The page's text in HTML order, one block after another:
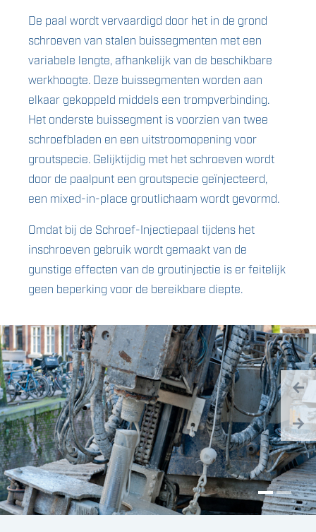
De paal wordt vervaardigd door het in de grond
schroeven van stalen buissegmenten met een
variabele lengte, afhankelijk van de beschikbare
werkhoogte. Deze buissegmenten worden aan
elkaar gekoppeld middels een trompverbinding.
Het onderste buissegment is voorzien van twee
schroefbladen en een uitstroomopening voor
groutspecie. Gelijktijdig met het schroeven wordt
door de paalpunt een groutspecie geïnjecteerd,
een mixed-in-place groutlichaam wordt gevormd.
Omdat bij de Schroef-Injectiepaal tijdens het
inschroeven gebruik wordt gemaakt van de
gunstige effecten van de groutinjectie is er feitelijk
geen beperking voor de bereikbare diepte.